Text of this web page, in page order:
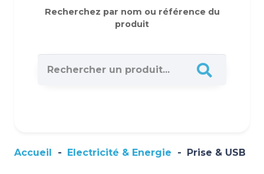
Recherchez par nom ou référence du
produit
Accueil - Electricité & Energie - Prise & USB